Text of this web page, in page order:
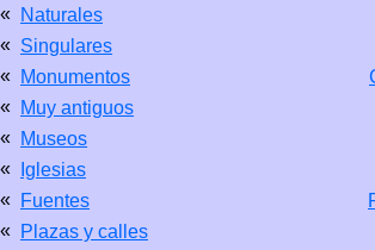
« Naturales
« Singulares
« Monumentos
« Muy antiguos
« Museos
«
Iglesias
« Fuentes
« Plazas y calles